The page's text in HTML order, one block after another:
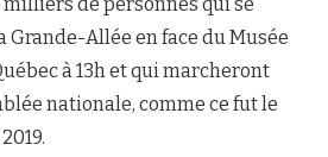
Allée en face du Musée
à 13h et qui marcheront
nationale, comme ce fut le